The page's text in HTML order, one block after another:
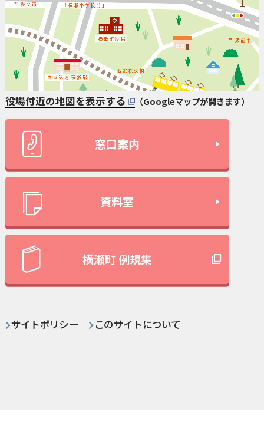
役場付近の地図を表示する （Googleマップが開きます）
窓口案内
資料室
横瀬町 例規集
サイトポリシー このサイトについて